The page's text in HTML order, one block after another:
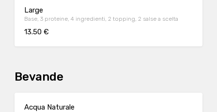
Large
Base, 3 proteine, 4 ingredienti, 2 topping, 2 salse a scelta
13.50 €
Bevande
Acqua Naturale